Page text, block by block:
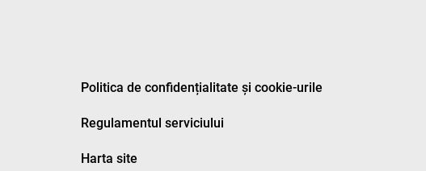
Politica de confidențialitate și cookie-urile
Regulamentul serviciului
Harta site